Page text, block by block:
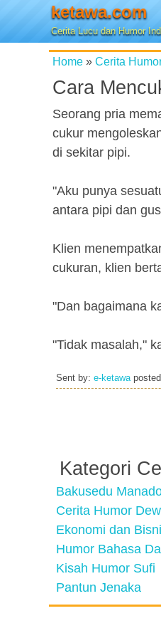
ketawa.com
Cerita Lucu dan Humor
Home » Cerita
Cara
Seorang pria
cukur
di sekitar pipi.
"Aku punya
antara pipi dan
Klien
cukuran, klien
"Dan bagaimana
"Tidak masalah,"
Sent by: e-ketawa
Kategori
Bakusedu
Cerita Humor
Ekonomi dan
Humor Bahasa
Kisah Humor Sufi
Pantun Jenaka